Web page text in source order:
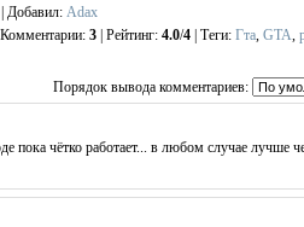
Добавил: Adax
Комментарии: 3 Рейтинг: 4.0/4 Теги: Гта, GTA,
Порядок вывода комментариев:
пока чётко работает... в любом случае лучше